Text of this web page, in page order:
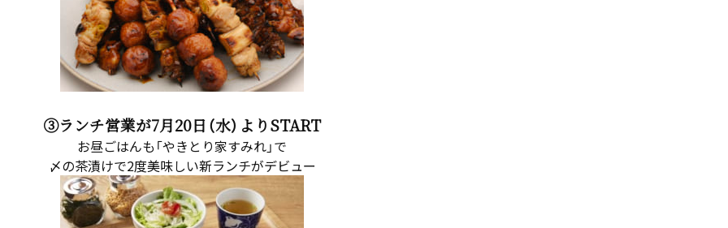
③ランチ営業が7月20日（水）よりSTART
お昼ごはんも「やきとり家すみれ」で
〆の茶漬けで2度美味しい新ランチがデビュー